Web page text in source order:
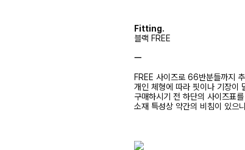
Fitting.
블랙 FREE
ㅡ
FREE 사이즈로 66반분들까지
개인 체형에 따라 핏이나 기장이
구매하시기 전 하단의 사이즈표
소재 특성상 약간의 비침이 있으